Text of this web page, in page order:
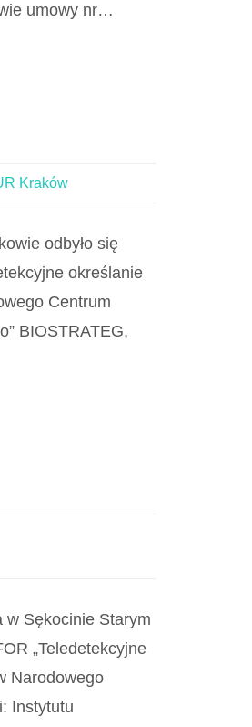
umowy nr…
Kraków
odbyło się
określanie
Centrum
BIOSTRATEG,
w Sękocinie Starym
„Teledetekcyjne
Narodowego
Instytutu